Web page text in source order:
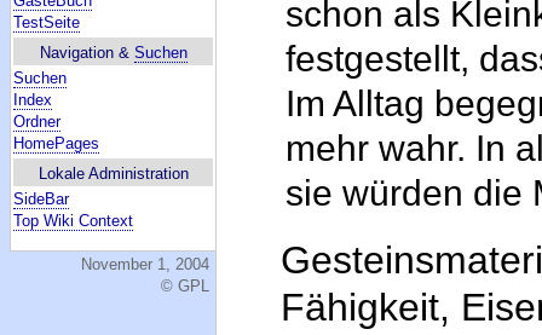
TestSeite
Navigation & Suchen
Suchen
Index
Ordner
HomePages
Lokale Administration
SideBar
Top Wiki Context
November 1, 2004
© GPL
schon als
festgestellt,
Im Alltag
mehr wahr. In
sie würden die
Fähigkeit,